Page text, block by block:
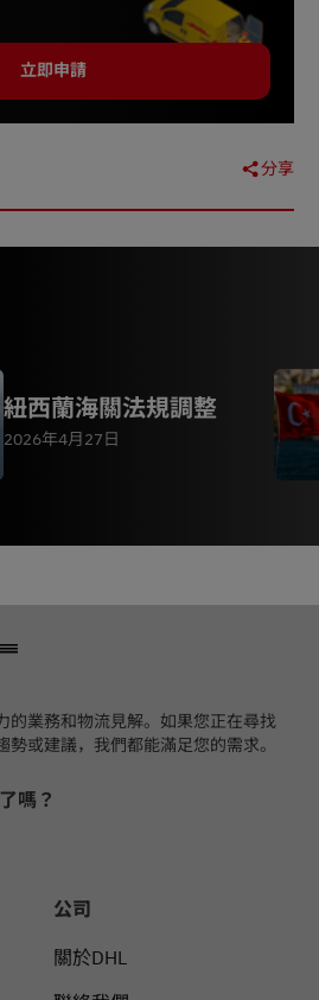
立即申請
分享
紐西蘭海關法規調整
2026年4月27日
的業務和物流見解。如果您正在尋找
或建議，我們都能滿足您的需求。
嗎？
公司
關於DHL